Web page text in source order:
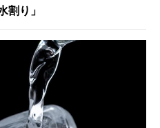
割り」